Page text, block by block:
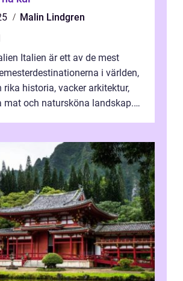
Malin Lindgren
Italien är ett av de mest
i världen,
rika historia, vacker arkitektur,
mat och natursköna landskap.